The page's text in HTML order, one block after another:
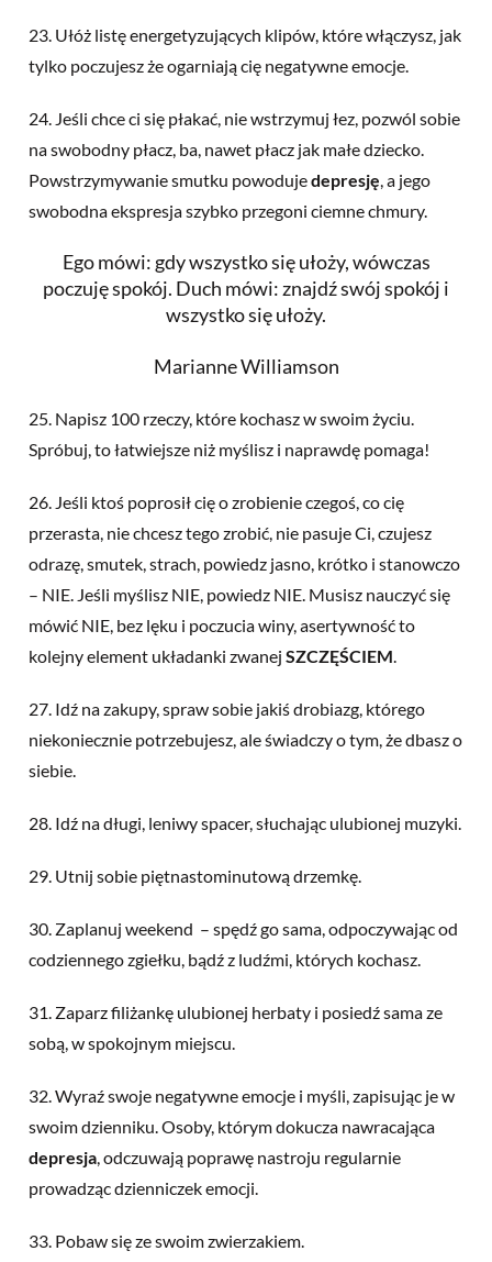
23. Ułóż listę energetyzujących klipów, które włączysz, jak
tylko poczujesz że ogarniają cię negatywne emocje.
24. Jeśli chce ci się płakać, nie wstrzymuj łez, pozwól sobie
na swobodny płacz, ba, nawet płacz jak małe dziecko.
Powstrzymywaniesmutku powodujedepresję, a jego
swobodna ekspresja szybko przegoni ciemne chmury.
Ego mówi: gdy wszystko się ułoży, wówczas
poczuję spokój. Duch mówi: znajdź swój spokój i
wszystko się ułoży.
Marianne Williamson
25. Napisz 100 rzeczy, które kochasz w swoim życiu.
Spróbuj, to łatwiejsze niż myślisz i naprawdę pomaga!
26. Jeśli ktoś poprosił cię o zrobienie czegoś, co cię
przerasta, nie chcesz tego zrobić, nie pasuje Ci, czujesz
odrazę, smutek, strach, powiedz jasno, krótko i stanowczo
– NIE. Jeśli myślisz NIE, powiedz NIE. Musisz nauczyć się
mówić NIE, bez lęku i poczucia winy, asertywność to
kolejny element układanki zwanej SZCZĘŚCIEM.
27. Idź na zakupy, spraw sobie jakiś drobiazg, którego
niekoniecznie potrzebujesz, ale świadczy o tym, że dbasz o
siebie.
28. Idź na długi, leniwy spacer, słuchając ulubionej muzyki.
29. Utnij sobie piętnastominutową drzemkę.
30. Zaplanuj weekend – spędź go sama, odpoczywając od
codziennego zgiełku, bądź z ludźmi, których kochasz.
31. Zaparz filiżankę ulubionej herbaty i posiedź sama ze
sobą, w spokojnym miejscu.
32. Wyraź swoje negatywne emocje i myśli, zapisując je w
swoim dzienniku. Osoby, którym dokucza nawracająca
depresja, odczuwają poprawę nastroju regularnie
prowadząc dzienniczek emocji.
33. Pobaw się ze swoim zwierzakiem.